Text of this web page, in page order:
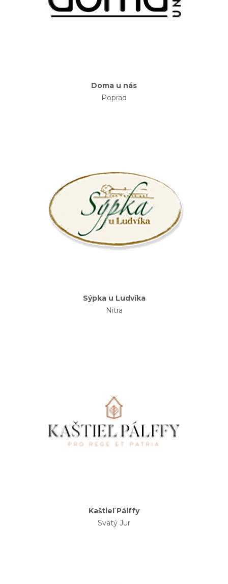
Doma u nás
Poprad
Sýpka u Ludvíka
Nitra
Kaštieľ Pálffy
Svätý Jur